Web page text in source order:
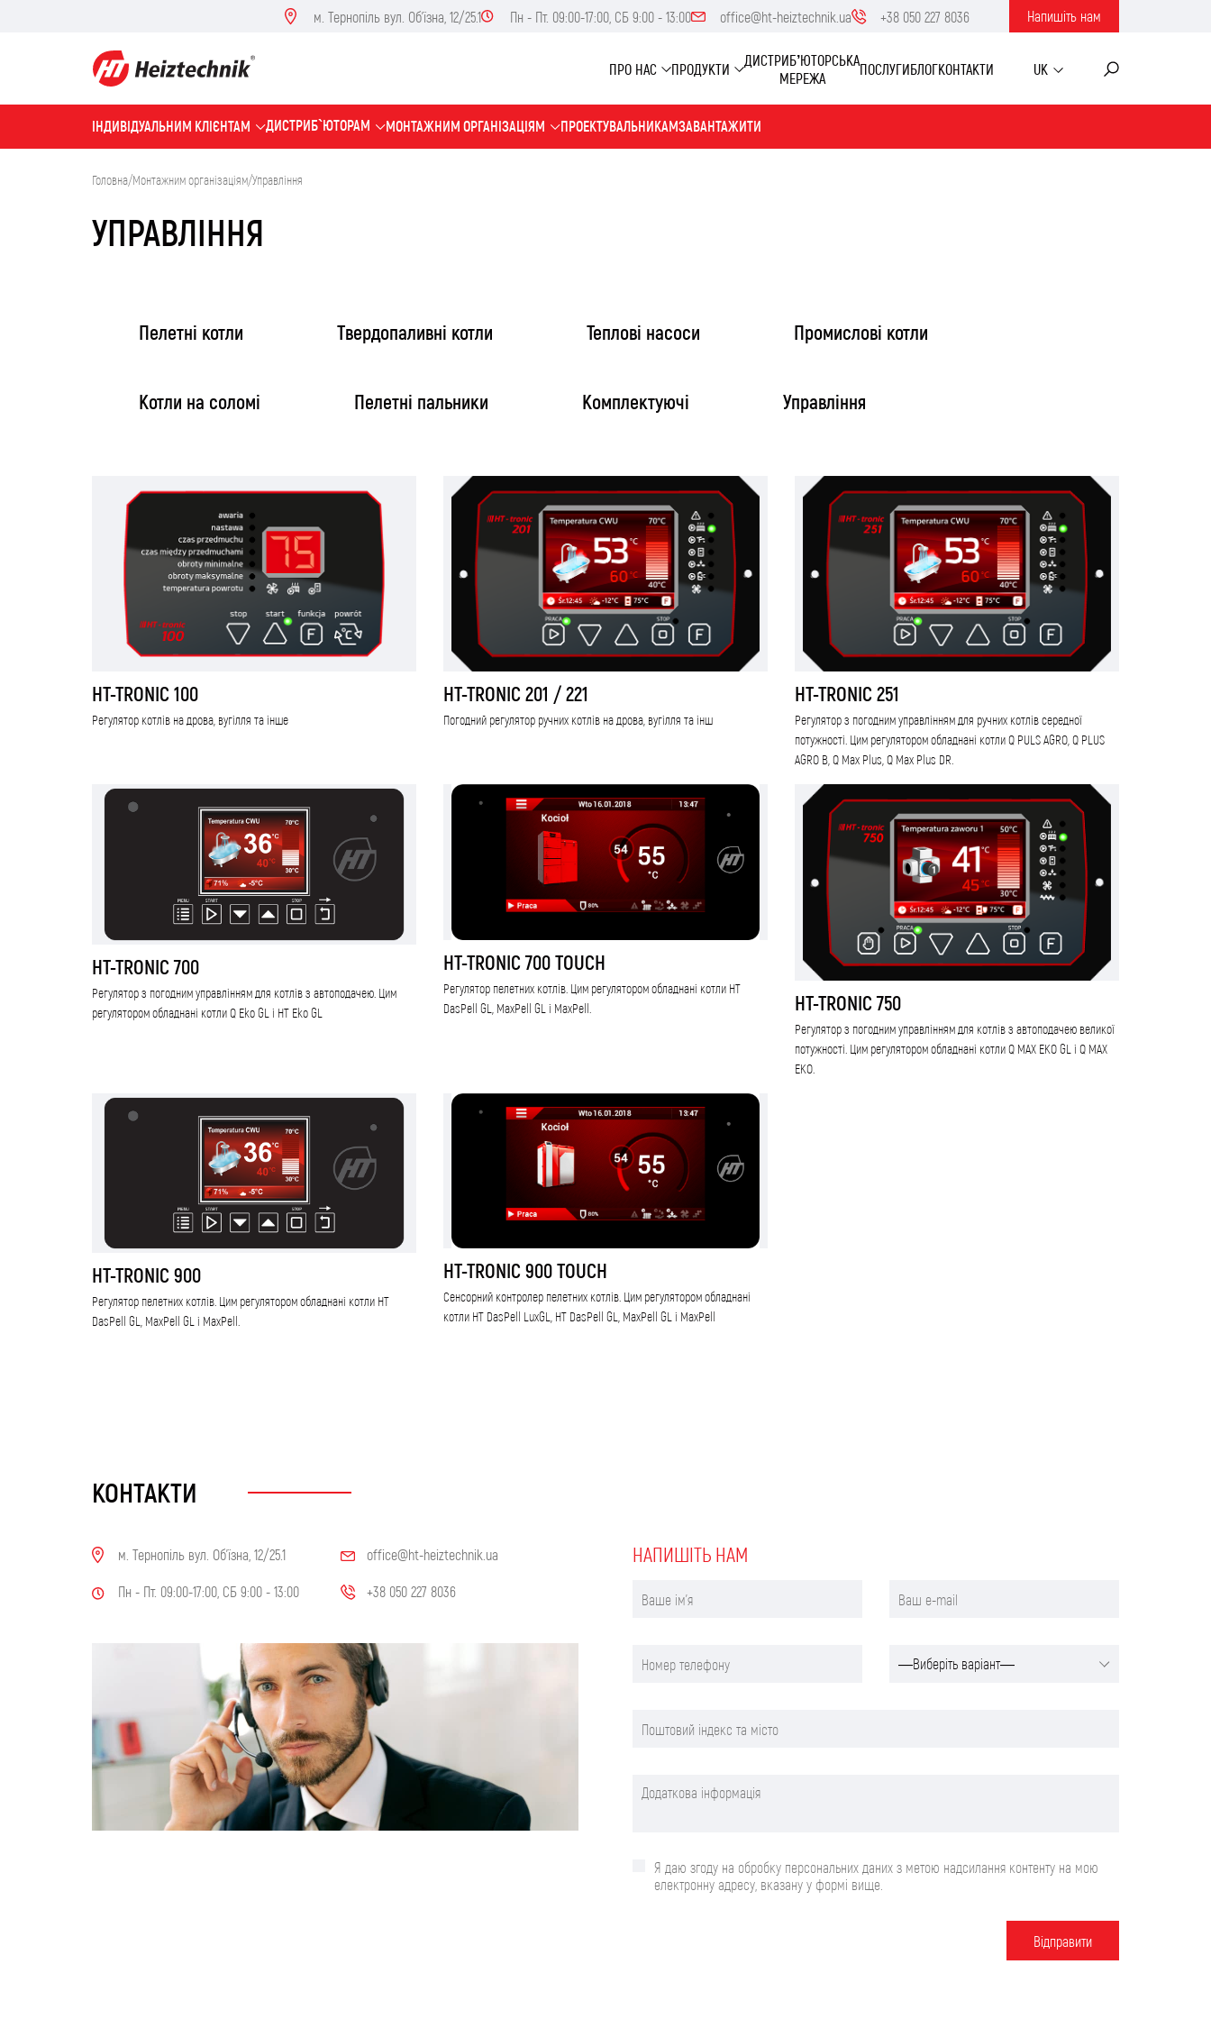
м. Тернопіль вул. Об'їзна, 12/25.1 Пн - Пт. 09:00-17:00, СБ 9:00 - 13:00 office@ht-heiztechnik.ua +38 050 227 8036 Напишiть нам
ПРО НАС ПРОДУКТИ
ДИСТРИБ’ЮТОРСЬКА
МЕРЕЖА
ПОСЛУГИБЛОГКОНТАКТИ UK
IНДИВІДУАЛЬНИМ КЛІЄНТАМ ДИСТРИБ`ЮТОРАМ МОНТАЖНИМ ОРГАНІЗАЦІЯМ ПРОЕКТУВАЛЬНИКАМЗАВАНТАЖИТИ
Головна/Монтажним організаціям/Управління
УПРАВЛІННЯ
Пелетні котли Твердопаливні котли Тепловi насоси Промислові котли
Котли на соломі Пелетні пальники Комплектуючі Управління
HT-TRONIC 100
Регулятор котлів на дрова, вугілля та інше
HT-TRONIC 201 / 221
Погодний регулятор ручних котлів на дрова, вугілля та інш
HT-TRONIC 251
Регулятор з погодним управлінням для ручних котлів середної
потужності. Цим регулятором обладнані котли Q PULS AGRO, Q PLUS
AGRO B, Q Max Plus, Q Max Plus DR.
HT-TRONIC 700
Регулятор з погодним управлінням для котлів з автоподачею. Цим
регулятором обладнані котли Q Eko GL і HT Eko GL
HT-TRONIC 700 TOUCH
Регулятор пелетних котлів. Цим регулятором обладнані котли HT
DasPell GL, MaxPell GL і MaxPell.
HT-TRONIC 750
Регулятор з погодним управлінням для котлів з автоподачею великої
потужності. Цим регулятором обладнані котли Q MAX EKO GL і Q MAX
EKO.
HT-TRONIC 900
Регулятор пелетних котлів. Цим регулятором обладнані котли HT
DasPell GL, MaxPell GL і MaxPell.
HT-TRONIC 900 TOUCH
Сенсорний контролер пелетних котлів. Цим регулятором обладнані
котли HT DasPell LuxGL, HT DasPell GL, MaxPell GL і MaxPell
КОНТАКТИ
м. Тернопіль вул. Об'їзна, 12/25.1
Пн - Пт. 09:00-17:00, СБ 9:00 - 13:00
office@ht-heiztechnik.ua
+38 050 227 8036
НАПИШIТЬ НАМ
Я даю згоду на обробку персональних даних з метою надсилання контенту на мою
електронну адресу, вказану у формі вище.
Вiдправити